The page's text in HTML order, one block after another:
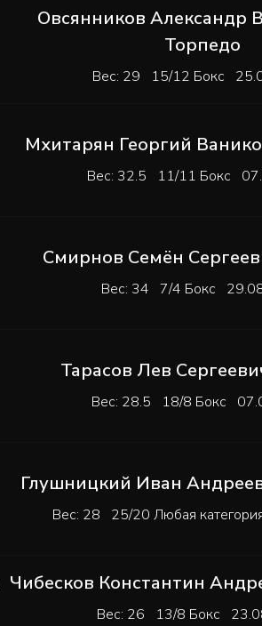
Овсянников Александр
Торпедо
Вес: 29 15/12 Бокс
Мхитарян Георгий
Вес: 32.5 11/11 Бокс
Смирнов Семён
Вес: 34 7/4 Бокс
Тарасов Лев
Вес: 28.5 18/8 Бокс
Глушницкий Иван
Вес: 28 25/20 Любая
Чибесков Константин
Вес: 26 13/8 Бокс